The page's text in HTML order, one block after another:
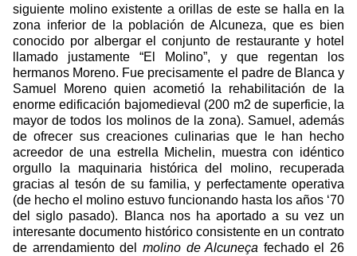
siguiente molino existente a orillas de este se halla en la
zona inferior de la población de Alcuneza, que es bien
conocido por albergar el conjunto de restaurante y hotel
llamado justamente “El Molino”, y que regentan los
hermanos Moreno. Fue precisamente el padre de Blanca y
Samuel Moreno quien acometió la rehabilitación de la
enorme edificación bajomedieval (200 m2 de superficie, la
mayor de todos los molinos de la zona). Samuel, además
de ofrecer sus creaciones culinarias que le han hecho
acreedor de una estrella Michelin, muestra con idéntico
orgullo la maquinaria histórica del molino, recuperada
gracias al tesón de su familia, y perfectamente operativa
(de hecho el molino estuvo funcionando hasta los años ‘70
del siglo pasado). Blanca nos ha aportado a su vez un
interesante documento histórico consistente en un contrato
de arrendamiento del molino de Alcuneça fechado el 26